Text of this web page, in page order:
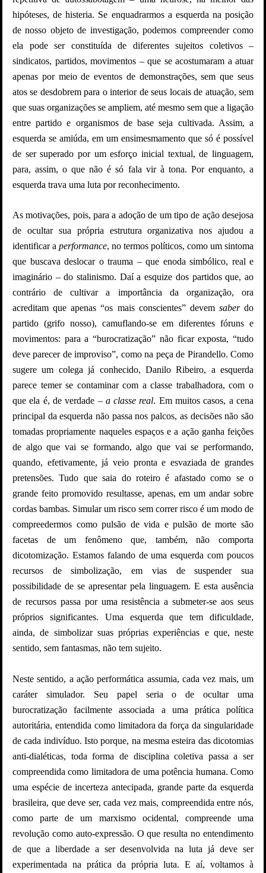
hipóteses, de histeria. Se enquadrarmos a esquerda na posição
de nosso objeto de investigação, podemos compreender como
ela pode ser constituída de diferentes sujeitos coletivos –
sindicatos, partidos, movimentos – que se acostumaram a atuar
apenas por meio de eventos de demonstrações, sem que seus
atos se desdobrem para o interior de seus locais de atuação, sem
que suas organizações se ampliem, até mesmo sem que a ligação
entre partido e organismos de base seja cultivada. Assim, a
esquerda se amiúda, em um ensimesmamento que só é possível
de ser superado por um esforço inicial textual, de linguagem,
para, assim, o que não é só fala vir à tona. Por enquanto, a
esquerda trava uma luta por reconhecimento.
As motivações, pois, para a adoção de um tipo de ação desejosa
de ocultar sua própria estrutura organizativa nos ajudou a
identificar a performance, no termos políticos, como um sintoma
que buscava deslocar o trauma – que enoda simbólico, real e
imaginário – do stalinismo. Daí a esquize dos partidos que, ao
contrário de cultivar a importância da organização, ora
acreditam que apenas “os mais conscientes” devem saber do
partido (grifo nosso), camuflando-se em diferentes fóruns e
movimentos: para a “burocratização” não ficar exposta, “tudo
deve parecer de improviso”, como na peça de Pirandello. Como
sugere um colega já conhecido, Danilo Ribeiro, a esquerda
parece temer se contaminar com a classe trabalhadora, com o
que ela é, de verdade – a classe real. Em muitos casos, a cena
principal da esquerda não passa nos palcos, as decisões não são
tomadas propriamente naqueles espaços e a ação ganha feições
de algo que vai se formando, algo que vai se performando,
quando, efetivamente, já veio pronta e esvaziada de grandes
pretensões. Tudo que saia do roteiro é afastado como se o
grande feito promovido resultasse, apenas, em um andar sobre
cordas bambas. Simular um risco sem correr risco é um modo de
compreedermos como pulsão de vida e pulsão de morte são
facetas de um fenômeno que, também, não comporta
dicotomização. Estamos falando de uma esquerda com poucos
recursos de simbolização, em vias de suspender sua
possibilidade de se apresentar pela linguagem. E esta ausência
de recursos passa por uma resistência a submeter-se aos seus
próprios significantes. Uma esquerda que tem dificuldade,
ainda, de simbolizar suas próprias experiências e que, neste
sentido, sem fantasmas, não tem sujeito.
Neste sentido, a ação performática assumia, cada vez mais, um
caráter simulador. Seu papel seria o de ocultar uma
burocratização facilmente associada a uma prática política
autoritária, entendida como limitadora da força da singularidade
de cada indivíduo. Isto porque, na mesma esteira das dicotomias
anti-dialéticas, toda forma de disciplina coletiva passa a ser
compreendida como limitadora de uma potência humana. Como
uma espécie de incerteza antecipada, grande parte da esquerda
brasileira, que deve ser, cada vez mais, compreendida entre nós,
como parte de um marxismo ocidental, compreende uma
revolução como auto-expressão. O que resulta no entendimento
de que a liberdade a ser desenvolvida na luta já deve ser
experimentada na prática da própria luta. E aí, voltamos à